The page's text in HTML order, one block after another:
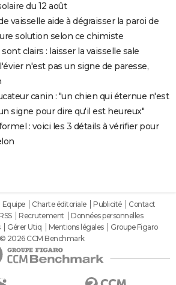
du 12 août
vaisselle aide à dégraisser la paroi de
solution selon ce chimiste
clairs : laisser la vaisselle sale
n'est pas un signe de paresse,
canin : "un chien qui éternue n'est
signe pour dire qu'il est heureux"
: voici les 3 détails à vérifier pour
Equipe Charte éditoriale Publicité
Contact
RSS Recrutement
Données personnelles
Gérer Utiq Mentions légales
Groupe Figaro
© 2026 CCM Benchmark